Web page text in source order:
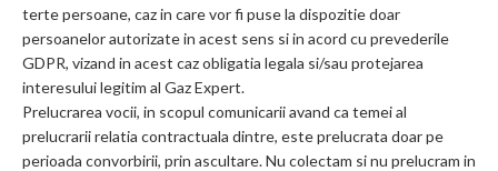
terte persoane, caz in care vor fi puse la dispozitie doar
persoanelor autorizate in acest sens si in acord cu prevederile
GDPR, vizand in acest caz obligatia legala si/sau protejarea
interesului legitim al Gaz Expert.
Prelucrarea vocii, in scopul comunicarii avand ca temei al
prelucrarii relatia contractuala dintre, este prelucrata doar pe
perioada convorbirii, prin ascultare. Nu colectam si nu prelucram in